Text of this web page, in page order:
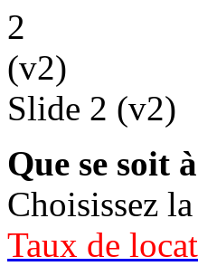
Slide 2 (v2)
Que se soit
Choisissez
Taux de